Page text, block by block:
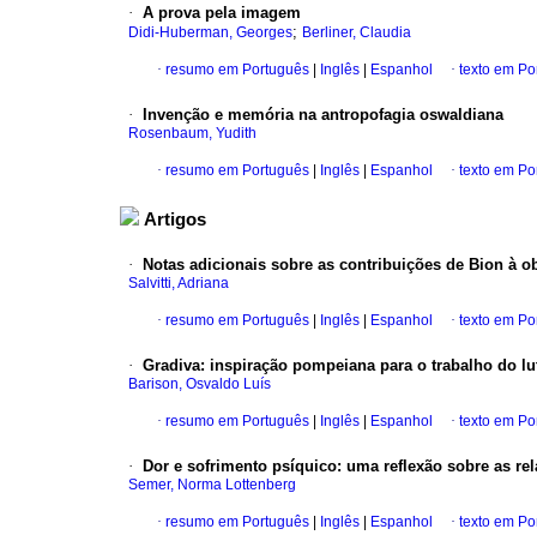
· A prova pela imagem
Didi-Huberman, Georges; Berliner, Claudia
· resumo em Português Inglês Espanhol · texto em
· Invenção e memória na antropofagia oswaldiana
Rosenbaum, Yudith
· resumo em Português Inglês Espanhol · texto em
Artigos
· Notas adicionais sobre as contribuições de Bion à
Salvitti, Adriana
· resumo em Português Inglês Espanhol · texto em
· Gradiva: inspiração pompeiana para o trabalho do
Barison, Osvaldo Luís
· resumo em Português Inglês Espanhol · texto em
· Dor e sofrimento psíquico: uma reflexão sobre as
Semer, Norma Lottenberg
· resumo em Português Inglês Espanhol · texto em